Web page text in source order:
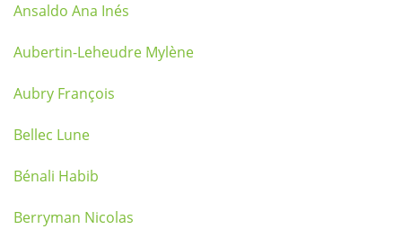
Ansaldo Ana Inés
Aubertin-Leheudre Mylène
Aubry François
Bellec Lune
Bénali Habib
Berryman Nicolas